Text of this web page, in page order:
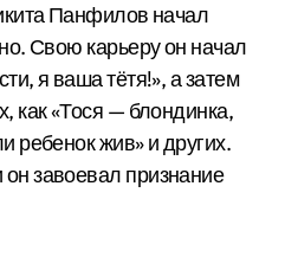
Панфилов начал
Свою карьеру он начал
я ваша тётя!», а затем
как «Тося — блондинка,
ребенок жив» и других.
завоевал признание